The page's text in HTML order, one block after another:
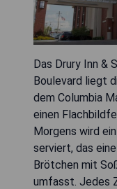
Das Drury Inn &
Boulevard liegt
dem Columbia
einen
Morgens wird
serviert, das
Brötchen mit
umfasst. Jedes